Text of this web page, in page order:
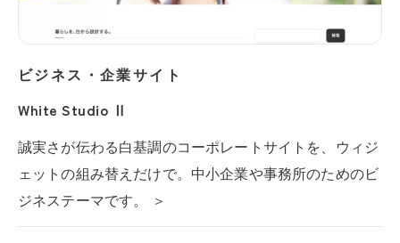
ビジネス・企業サイト
White Studio Ⅱ
誠実さが伝わる白基調のコーポレートサイトを、ウィジ
ェットの組み替えだけで。中小企業や事務所のためのビ
ジネステーマです。 ＞